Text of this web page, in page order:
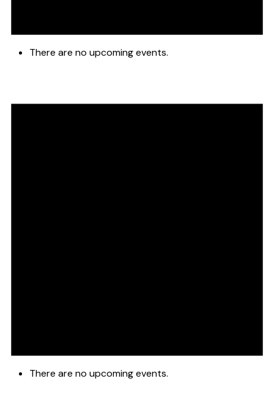
There are no upcoming events.
There are no upcoming events.